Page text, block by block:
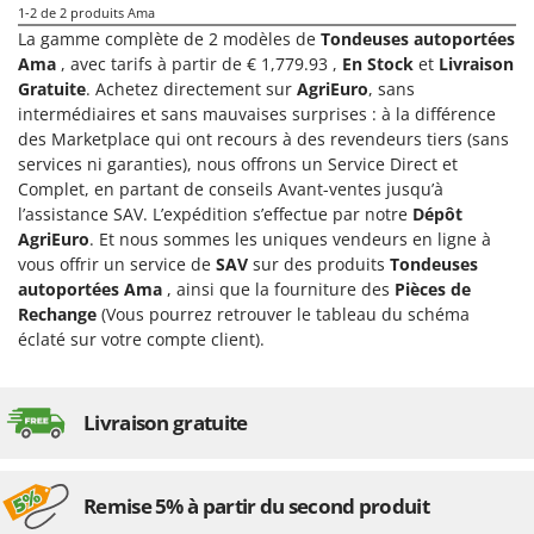
F
Fendeuses à bois
Filets pour la Récolte des olives
Filtres pour vin et huile
Floconneuses
Fouloirs - Égrappoirs
Fourches pour tracteur
Fours d'extérieur - intérieur pour pizza et cuisine
Fours électriques
Fraises à neige
Godets à terre basculants pour tracteur
Comet
Cresco
Cruccolini
CTEK
D
Dal Degan
DCG
Deca
DeWalt
Di Martino
Diesse
Dominion
Dreame
1-2 de 2 produits Ama
La gamme complète de 2 modèles de Tondeuses autoportées
Ama , avec tarifs à partir de € 1,779.93 , En Stock et Livraison
Gratuite. Achetez directement sur AgriEuro, sans
intermédiaires et sans mauvaises surprises : à la différence
des Marketplace qui ont recours à des revendeurs tiers (sans
services ni garanties), nous offrons un Service Direct et
Complet, en partant de conseils Avant-ventes jusqu’à
l’assistance SAV. L’expédition s’effectue par notre Dépôt
AgriEuro. Et nous sommes les uniques vendeurs en ligne à
vous offrir un service de SAV sur des produits Tondeuses
autoportées Ama , ainsi que la fourniture des Pièces de
Rechange (Vous pourrez retrouver le tableau du schéma
éclaté sur votre compte client).
Livraison gratuite
Remise 5% à partir du second produit